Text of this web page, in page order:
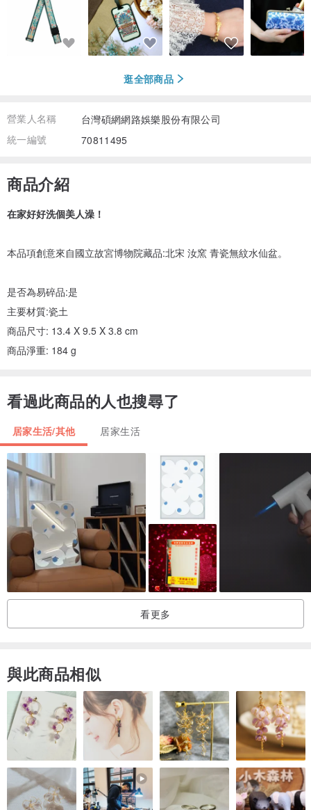
逛全部商品
營業人名稱
台灣碩網網路娛樂股份有限公司
統一編號
70811495
商品介紹
在家好好洗個美人澡！
本品項創意來自國立故宮博物院藏品:北宋 汝窯 青瓷無紋水仙盆。
是否為易碎品:是
主要材質:瓷土
商品尺寸: 13.4 X 9.5 X 3.8 cm
商品淨重: 184 g
看過此商品的人也搜尋了
居家生活/其他 居家生活
看更多
與此商品相似